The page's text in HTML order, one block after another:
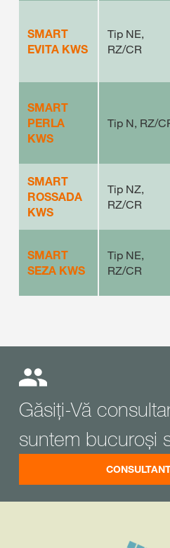
SMART
EVITA KWS
Tip NE,
RZ/CR
SMART
PERLA
KWS
Tip N, RZ/
SMART
ROSSADA
KWS
Tip NZ,
RZ/CR
SMART
SEZA KWS
Tip NE,
RZ/CR
Găsiți-Vă
suntem bucuroși